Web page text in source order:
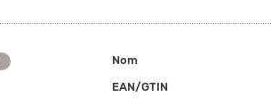
Nom
EAN/GTIN